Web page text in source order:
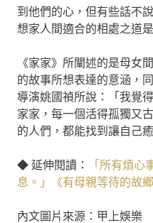
到他們的心，但有些話不
想家人間適合的相處之道
《家家》所闡述的是母女
的故事所想表達的意涵，
導演姚國禎所說：「我覺
家家，每一個活得孤獨又
的人們，都能找到讓自己
◆ 延伸閱讀：
「所有煩心
息。」《有母親等待的故
內文圖片來源：甲上娛樂